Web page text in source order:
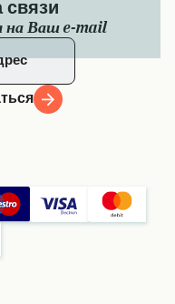
связи
на Ваш e-mail